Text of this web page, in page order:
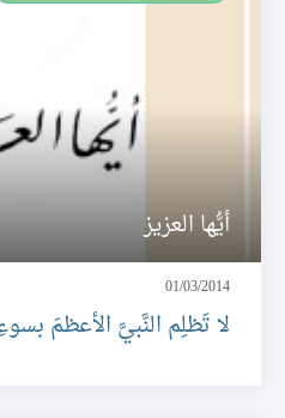
أيُّها العزيز
01/03/2014
لا تَظلِم النَّبيَّ الأعظمَ